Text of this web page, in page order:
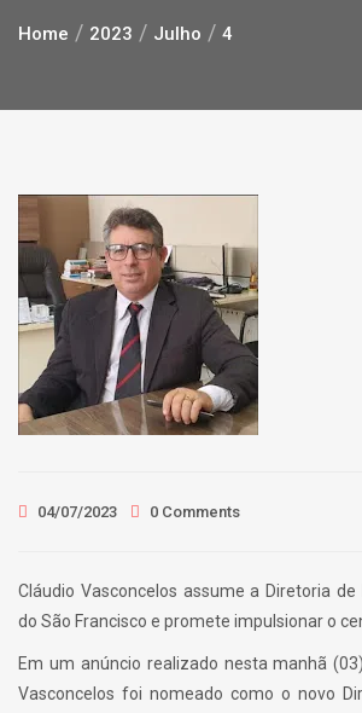
Home 2023 Julho 4
04/07/2023 0 Comments
Cláudio Vasconcelos assume a Diretoria de
do São Francisco e promete impulsionar o
Em um anúncio realizado nesta manhã
Vasconcelos foi nomeado como o novo